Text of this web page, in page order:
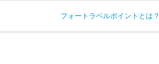
フォートラベルポイントとは？